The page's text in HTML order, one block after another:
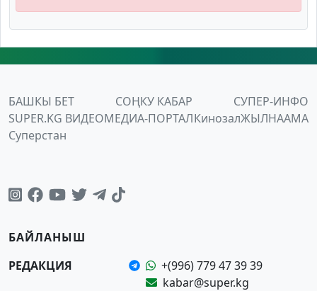
БАШКЫ БЕТ СОҢКУ КАБАР
СУПЕР-ИНФО
SUPER.KG ВИДЕОМЕДИА-ПОРТАЛКинозалЖЫЛНААМА
Суперстан
БАЙЛАНЫШ
РЕДАКЦИЯ
+(996) 779 47 39 39
kabar@super.kg